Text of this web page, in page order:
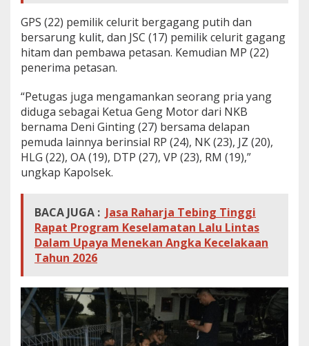
m
a
n
k
a
.
A
d
a
y
a
n
g
w
a
S
a
a
GPS (22) pemilik celurit bergagang putih dan
bersarung kulit, dan JSC (17) pemilik celurit gagang
hitam dan pembawa petasan. Kemudian MP (22)
penerima petasan.
“Petugas juga mengamankan seorang pria yang
diduga sebagai Ketua Geng Motor dari NKB
bernama Deni Ginting (27) bersama delapan
pemuda lainnya berinsial RP (24), NK (23), JZ (20),
HLG (22), OA (19), DTP (27), VP (23), RM (19),”
ungkap Kapolsek.
BACA JUGA : Jasa Raharja Tebing Tinggi
Rapat Program Keselamatan Lalu Lintas
Dalam Upaya Menekan Angka Kecelakaan
Tahun 2026